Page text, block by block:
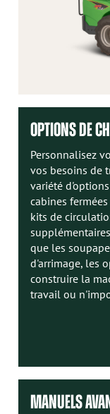
OPTIONS DE
Personnalisez
vos besoins de
variété
cabines
kits de
que les
d'arrimage, les
construire la
travail ou
MANUELS